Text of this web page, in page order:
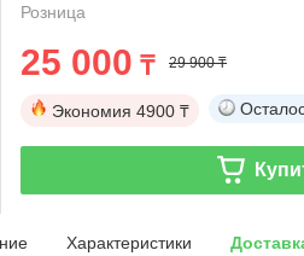
Розница
25 000 ₸ 29 900 ₸
Экономия 4900 ₸
Характеристики